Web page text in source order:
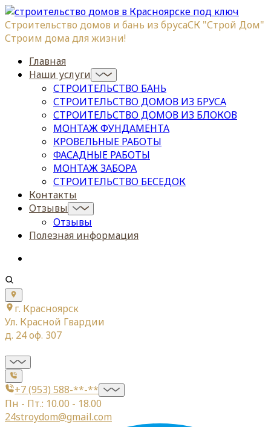
Строительство домов и бань из брусаСК "Строй Дом"
Строим дома для жизни!
Главная
Наши услуги
СТРОИТЕЛЬСТВО БАНЬ
СТРОИТЕЛЬСТВО ДОМОВ ИЗ БРУСА
СТРОИТЕЛЬСТВО ДОМОВ ИЗ БЛОКОВ
МОНТАЖ ФУНДАМЕНТА
КРОВЕЛЬНЫЕ РАБОТЫ
ФАСАДНЫЕ РАБОТЫ
МОНТАЖ ЗАБОРА
СТРОИТЕЛЬСТВО БЕСЕДОК
Контакты
Отзывы
Отзывы
Полезная информация
г. Красноярск
Ул. Красной Гвардии
д. 24 оф. 307
+7 (953) 588-**-**
Пн - Пт.: 10.00 - 18.00
24stroydom@gmail.com